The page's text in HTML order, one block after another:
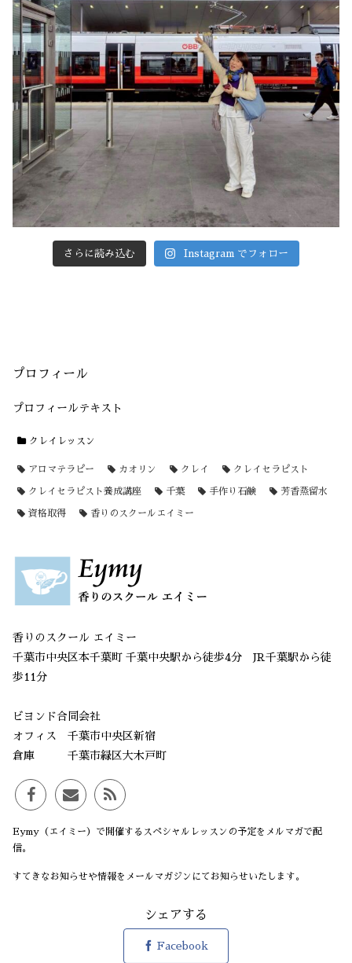
さらに読み込む Instagram でフォロー
プロフィール
プロフィールテキスト
クレイレッスン
アロマテラピー カオリン クレイ クレイセラピスト
クレイセラピスト養成講座 千葉 手作り石鹸 芳香蒸留水
資格取得 香りのスクールエイミー
香りのスクール エイミー
千葉市中央区本千葉町 千葉中央駅から徒歩4分 JR千葉駅から徒
歩11分
ビヨンド合同会社
オフィス 千葉市中央区新宿
倉庫 千葉市緑区大木戸町
Eymy（エイミー）で開催するスペシャルレッスンの予定をメルマガで配
信。
すてきなお知らせや情報をメールマガジンにてお知らせいたします。
シェアする
Facebook